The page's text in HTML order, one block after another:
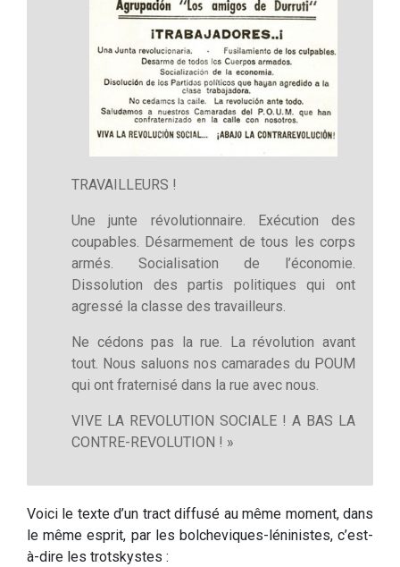
TRAVAILLEURS !
Une junte révolutionnaire. Exécution des
coupables. Désarmement de tous les corps
armés. Socialisation de l’économie.
Dissolution des partis politiques qui ont
agressé la classe des travailleurs.
Ne cédons pas la rue. La révolution avant
tout. Nous saluons nos camarades du POUM
qui ont fraternisé dans la rue avec nous.
VIVE LA REVOLUTION SOCIALE ! A BAS LA
CONTRE-REVOLUTION ! »
Voici le texte d’un tract diffusé au même moment, dans
le même esprit, par les bolcheviques-léninistes, c’est-
à-dire les trotskystes :